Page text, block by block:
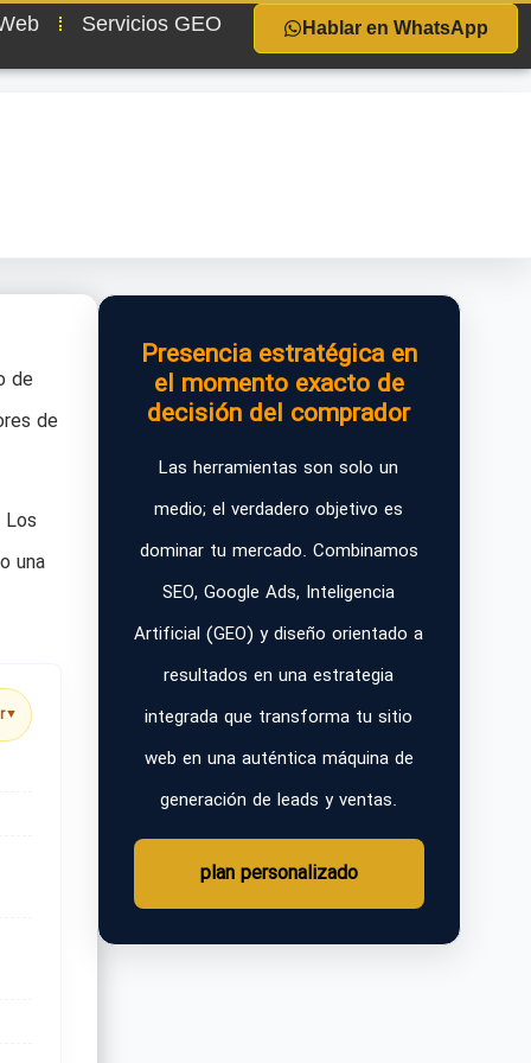
Servicios GEO Hablar en WhatsApp
de
de
una
▼
Presencia estratégica en
el momento exacto de
decisión del comprador
Las herramientas son solo un
medio; el verdadero objetivo es
dominar tu mercado. Combinamos
SEO, Google Ads, Inteligencia
Artificial (GEO) y diseño orientado a
resultados en una estrategia
integrada que transforma tu sitio
web en una auténtica máquina de
generación de leads y ventas.
plan personalizado